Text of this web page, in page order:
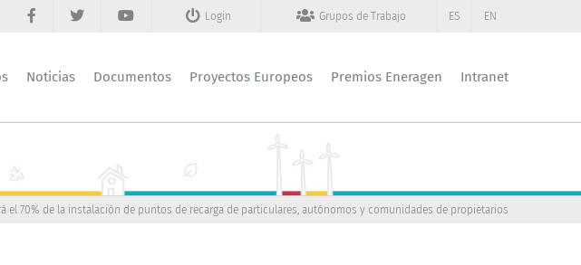
Login Grupos de Trabajo ES EN
Noticias Documentos Proyectos Europeos Premios Eneragen Intranet
el 70% de la instalación de puntos de recarga de particulares, autónomos y comunidades de propietarios